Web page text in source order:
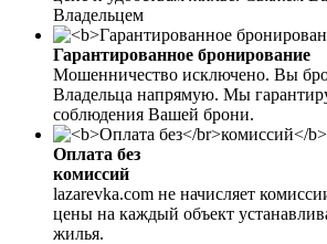
Владельцем
Гарантированное бронирование
Мошенничество исключено. Вы
Владельца напрямую. Мы
соблюдения Вашей брони.
Оплата без
комиссий
lazarevka.com не начисляет
цены на каждый объект
жилья.